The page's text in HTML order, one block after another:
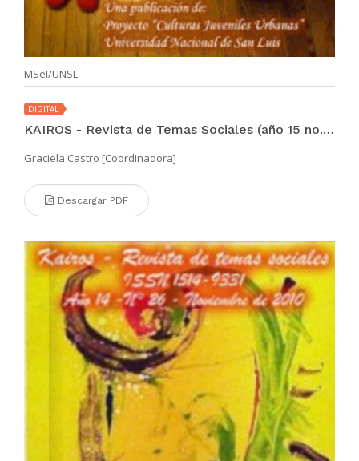
MSeI/UNSL
DIGITAL
KAIROS - Revista de Temas Sociales (año 15 no. 27 may 2011)
Graciela Castro [Coordinadora]
Descargar PDF